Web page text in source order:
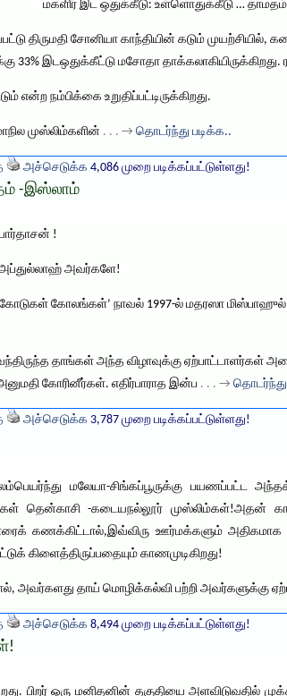
மகளிர் இட ஒதுக்கீடு: உள்ளொதுக்கீடு … தாமதம்
திருமதி சோனியா காந்தியின் கடும்
33% இடஒதுக்கீட்டு மசோதா தாக்கலாகியிருக்கிறது.
என்ற நம்பிக்கை உறுதிப்பட்டிருக்கிறது.
முஸ்லிம்களின் . . . → தொடர்ந்து படிக்க..
அச்செடுக்க 4,086 முறை படிக்கப்பட்டுள்ளது!
-இஸ்லாம்
!
அவர்களே!
கோலங்கள்’ நாவல் 1997-ல் மதரஸா
தாங்கள் அந்த விழாவுக்கு ஏற்பாட்டாளர்கள்
கோரினீர்கள். எதிர்பாராத இன்ப . . . →
அச்செடுக்க 3,787 முறை படிக்கப்பட்டுள்ளது!
மலேயா-சிங்கப்பூருக்கு பயணப்பட்ட
தென்காசி -கடையநல்லூர் முஸ்லிம்கள்!அதன்
கணக்கிட்டால்,இவ்விரு ஊர்மக்களும் அதிகமாக
கிளைத்திருப்பதையும் காணமுடிகிறது!
அவர்களது தாய் மொழிக்கல்வி பற்றி அவர்களுக்கு
அச்செடுக்க 8,494 முறை படிக்கப்பட்டுள்ளது!
பிறர் ஒரு மனிதனின் தகுதியை அளவிடுவதில்